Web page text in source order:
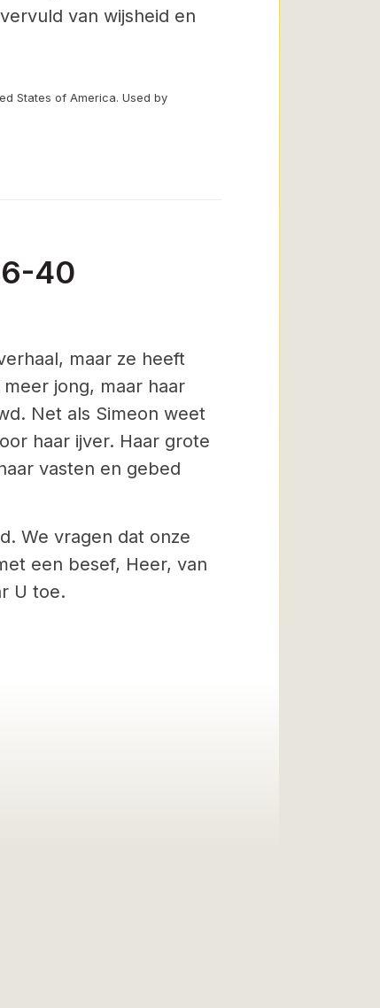
van wijsheid en
States of America. Used by
40
maar ze heeft
jong, maar haar
Net als Simeon weet
haar ijver. Haar grote
vasten en gebed
We vragen dat onze
een besef, Heer, van
U toe.